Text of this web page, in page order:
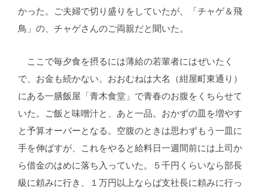
かった。ご夫婦で切り盛りをしていたが、「チャゲ＆飛
鳥」の、チャゲさんのご両親だと聞いた。
ここで毎夕食を摂るには薄給の若輩者にはぜいたく
で、お金も続かない。おおむねは大名（紺屋町東通り）
にある一膳飯屋「青木食堂」で青春のお腹をくちらせて
いた。ご飯と味噌汁と、あと一品。おかずの皿を増やす
と予算オーバーとなる。空腹のときは思わずもう一皿に
手を伸ばすが、これをやると給料日一週間前には上司か
ら借金のはめに落ち入っていた。５千円くらいなら部長
級に頼みに行き、１万円以上ならば支社長に頼みに行っ